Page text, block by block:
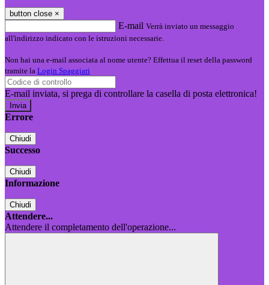
button close ×
E-mail Verrà inviato un messaggio
all'indirizzo indicato con le istruzioni necessarie.
Non hai una e-mail associata al nome utente? Effettua il reset della password
tramite la Login Spaggiari
E-mail inviata, si prega di controllare la casella di posta elettronica!
Errore
Chiudi
Successo
Chiudi
Informazione
Chiudi
Attendere...
Attendere il completamento dell'operazione...